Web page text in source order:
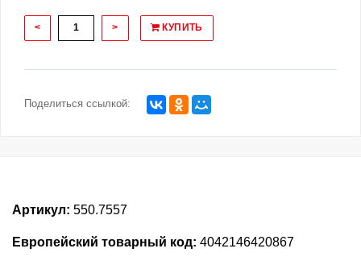
< > КУПИТЬ
Поделиться ссылкой:
Артикул: 550.7557
Европейский товарный код: 4042146420867